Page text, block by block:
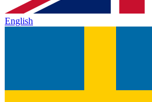
English